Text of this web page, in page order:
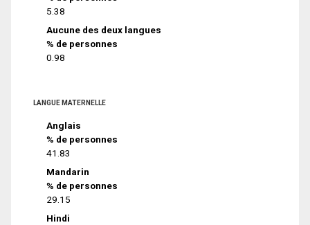
5.38
Aucune des deux langues
% de personnes
0.98
LANGUE MATERNELLE
Anglais
% de personnes
41.83
Mandarin
% de personnes
29.15
Hindi